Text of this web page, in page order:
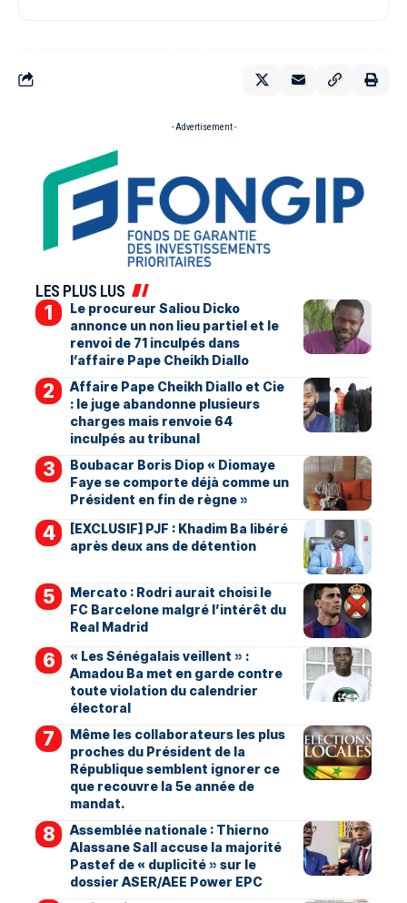
- Advertisement -
LES PLUS LUS
Le procureur Saliou Dicko
annonce un non lieu partiel et le
renvoi de 71 inculpés dans
l’affaire Pape Cheikh Diallo
Affaire Pape Cheikh Diallo et Cie
: le juge abandonne plusieurs
charges mais renvoie 64
inculpés au tribunal
Boubacar Boris Diop « Diomaye
Faye se comporte déjà comme un
Président en fin de règne »
[EXCLUSIF] PJF : Khadim Ba libéré
après deux ans de détention
Mercato : Rodri aurait choisi le
FC Barcelone malgré l’intérêt du
Real Madrid
« Les Sénégalais veillent » :
Amadou Ba met en garde contre
toute violation du calendrier
électoral
Même les collaborateurs les plus
proches du Président de la
République semblent ignorer ce
que recouvre la 5e année de
mandat.
Assemblée nationale : Thierno
Alassane Sall accuse la majorité
Pastef de « duplicité » sur le
dossier ASER/AEE Power EPC